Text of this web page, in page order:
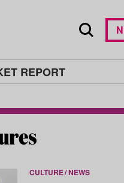
REPORT
CULTURE NEWS